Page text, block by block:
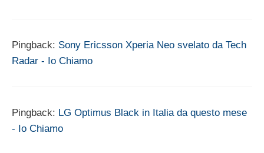
Pingback: Sony Ericsson Xperia Neo svelato da Tech
Radar - Io Chiamo
Pingback: LG Optimus Black in Italia da questo mese
- Io Chiamo